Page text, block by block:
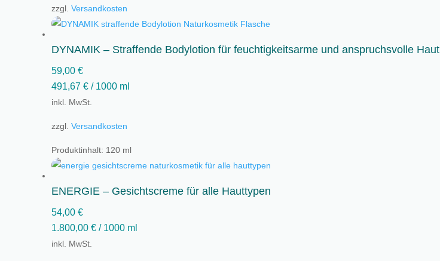
zzgl. Versandkosten
DYNAMIK – Straffende Bodylotion für feuchtigkeitsarme und anspruchsvolle Haut
59,00 €
491,67 € / 1000 ml
inkl. MwSt.
zzgl. Versandkosten
Produktinhalt: 120 ml
ENERGIE – Gesichtscreme für alle Hauttypen
54,00 €
1.800,00 € / 1000 ml
inkl. MwSt.